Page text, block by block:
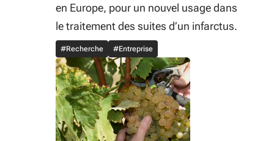
en Europe, pour un nouvel usage dans
le traitement des suites d’un infarctus.
#Recherche #Entreprise